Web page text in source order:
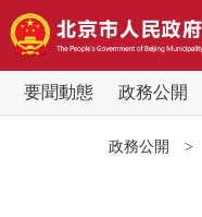
要聞動態 政務公開
政務公開 >